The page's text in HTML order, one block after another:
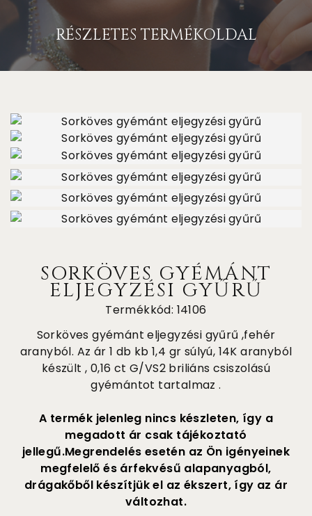
RÉSZLETES TERMÉKOLDAL
SORKÖVES GYÉMÁNT
ELJEGYZÉSI GYŰRŰ
Termékkód: 14106
Sorköves gyémánt eljegyzési gyűrű ,fehér
aranyból. Az ár 1 db kb 1,4 gr súlyú, 14K aranyból
készült , 0,16 ct G/VS2 briliáns csiszolású
gyémántot tartalmaz .
A termék jelenleg nincs készleten, így a
megadott ár csak tájékoztató
jellegű.Megrendelés esetén az Ön igényeinek
megfelelő és árfekvésű alapanyagból,
drágakőből készítjük el az ékszert, így az ár
változhat.